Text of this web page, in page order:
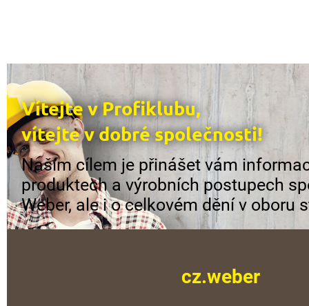
Vítejte v Profiklubu,
vítejte v dobré společnosti!
Naším cílem je přinášet vám
produktech a výrobních postupech
Weber, ale i o celkovém dění v oboru
cz.weber